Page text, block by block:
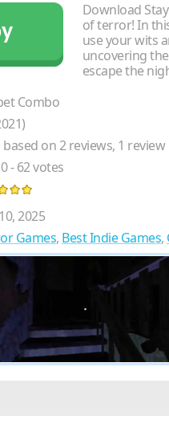
Download
of terror! In
use your wits
uncovering
escape the
Combo
based on2reviews, 1 review
-62votes
2025
Games, Best Indie Games,